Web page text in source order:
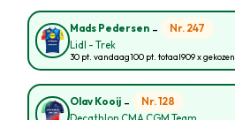
Mads Pedersen - Nr. 247
Lidl - Trek
30 pt. vandaag100 pt. totaal909 x gekozen
Olav Kooij - Nr. 128